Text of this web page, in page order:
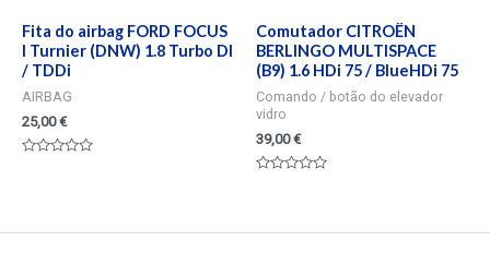
Fita do airbag FORD FOCUS
I Turnier (DNW) 1.8 Turbo DI
/ TDDi
AIRBAG
25,00€
Comutador CITROËN
BERLINGO MULTISPACE
(B9) 1.6 HDi 75 / BlueHDi 75
Comando / botão do elevador
vidro
39,00€
5